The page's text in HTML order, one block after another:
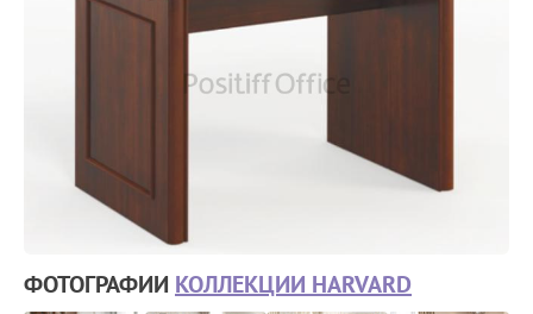
ФОТОГРАФИИ КОЛЛЕКЦИИ HARVARD